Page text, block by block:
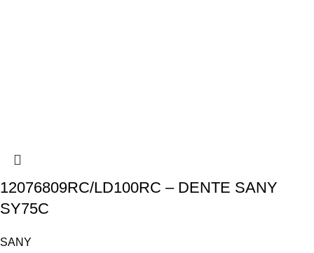
12076809RC/LD100RC – DENTE SANY
SY75C
SANY